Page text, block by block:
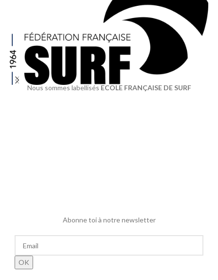
Nous sommes labellisés ECOLE FRANÇAISE DE SURF
Abonne toi à notre newsletter